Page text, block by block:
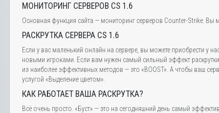
МОНИТОРИНГ СЕРВЕРОВ CS 1.6
Основная функция сайта — мониторинг серверов Counter-Strike. Вы
РАСКРУТКА СЕРВЕРА CS 1.6
Если у вас маленький онлайн на сервере, вы можете приобрести у
новыми игроками. Если вам нужен самый сильный эффект
из наиболее эффективных методов — это «BOOST». А чтобы ваш
услугой «Выделение цветом».
КАК РАБОТАЕТ ВАША РАСКРУТКА?
Всё очень просто. «Буст» — это на сегодняшний день самый